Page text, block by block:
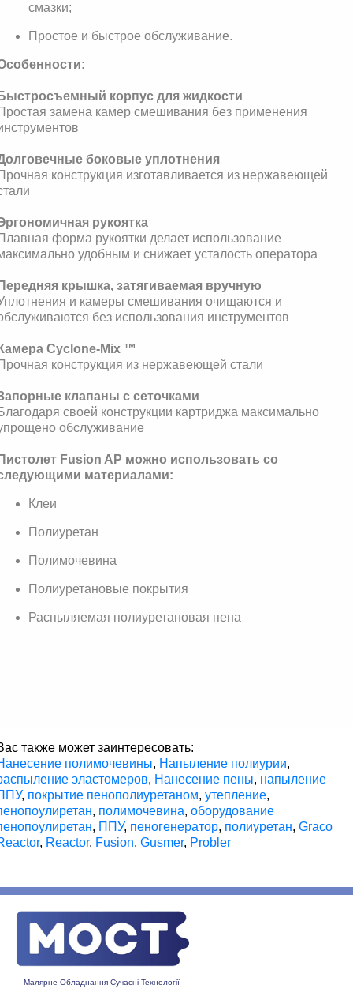
смазки;
Простое и быстрое обслуживание.
корпус для жидкости
замена камер смешивания без применения
боковые уплотнения
конструкция изготавливается из нержавеющей
рукоятка
форма рукоятки делает использование
удобным и снижает усталость оператора
крышка, затягиваемая вручную
и камеры смешивания очищаются и
без использования инструментов
Cyclone-Mix ™
конструкция из нержавеющей стали
клапаны с сеточками
своей конструкции картриджа максимально
обслуживание
Fusion AP можно использовать со
материалами:
Клеи
Полиуретан
Полимочевина
Полиуретановые покрытия
Распыляемая полиуретановая пена
также может заинтересовать:
полимочевины, Напыление полиурии,
эластомеров, Нанесение пены, напыление
, покрытие пенополиуретаном, утепление,
, полимочевина, оборудование
, ППУ, пеногенератор, полиуретан, Graco
, Reactor, Fusion, Gusmer, Probler
Малярне Обладнання Сучасні Технології